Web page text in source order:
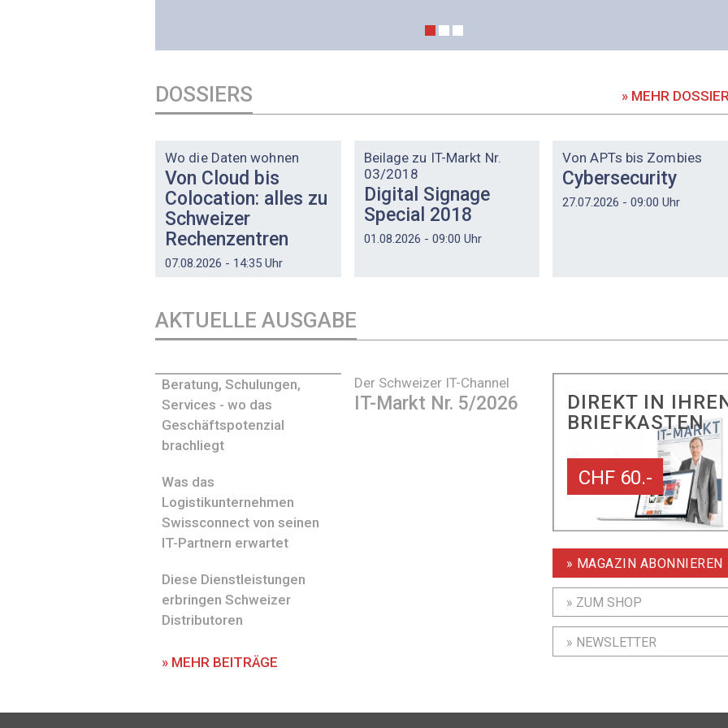
DOSSIERS » MEHR
Wo die Daten wohnen
Von Cloud bis
Colocation: alles zu
Schweizer
Rechenzentren
07.08.2026 - 14:35 Uhr
Beilage zu IT-Markt Nr.
03/2018
Digital Signage
Special 2018
01.08.2026 - 09:00 Uhr
Von APTs bis Zombies
Cybersecurity
27.07.2026 - 09:00 Uhr
AKTUELLE AUSGABE
Der Schweizer IT-Channel
IT-Markt Nr. 5/2026
Beratung, Schulungen,
Services - wo das
Geschäftspotenzial
brachliegt
Was das
Logistikunternehmen
Swissconnect von seinen
IT-Partnern erwartet
Diese Dienstleistungen
erbringen Schweizer
Distributoren
» MEHR BEITRÄGE
DIREKT IN
BRIEFKASTEN
CHF 60.-
» MAGAZIN ABONNIEREN
» ZUM SHOP
» NEWSLETTER